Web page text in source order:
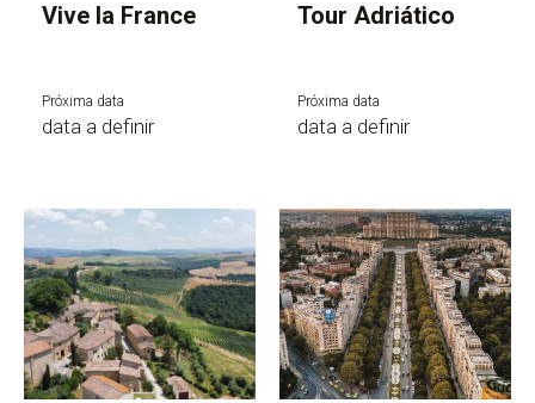
Vive la France
Próxima data
data a definir
Tour Adriático
Próxima data
data a definir